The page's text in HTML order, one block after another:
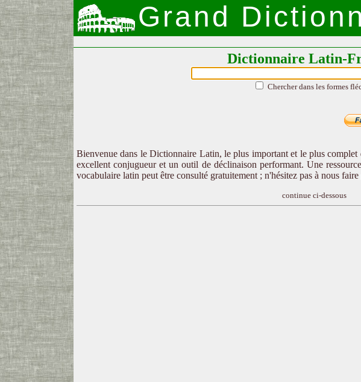
Grand
Dictionnaire Latin-
Chercher dans les formes
Bienvenue dans le Dictionnaire Latin, le plus important et le plus
excellent conjugueur et un outil de déclinaison performant. Une
vocabulaire latin peut être consulté gratuitement ; n'hésitez pas à nous
continue ci-dessous